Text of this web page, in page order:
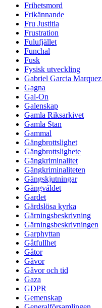
Frihetsmord
Frikännande
Fru Justitia
Frustration
Fulufjället
Funchal
Fusk
Fysisk utveckling
Gabriel Garcia Marquez
Gagna
Gal-On
Galenskap
Gamla Riksarkivet
Gamla Stan
Gammal
Gängbrottslighet
Gängbrottslighete
Gängkriminalitet
Gängkriminaliteten
Gängskjutningar
Gängvåldet
Gardet
Gärdslösa kyrka
Gärningsbeskrivning
Gärningsbeskrivningen
Garphyttan
Gåtfullhet
Gåtor
Gåvor
Gåvor och tid
Gaza
GDPR
Gemenskap